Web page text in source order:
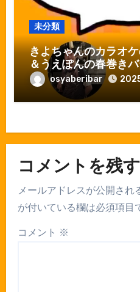
未分類
きよちゃんのカラオ
＆うえぽんの春巻き
ができる店おしゃべ
osyaberibar
コメントを残す
メールアドレスが公開され
が付いている欄は必須項目
コメント ※